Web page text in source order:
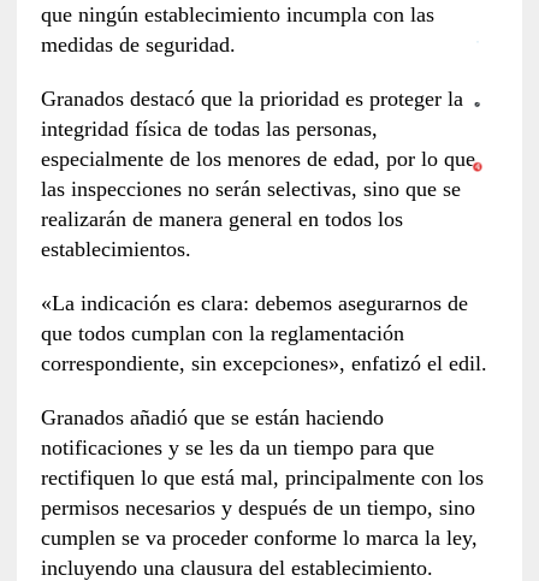
que ningún establecimiento incumpla con las
medidas de seguridad.
Granados destacó que la prioridad es proteger la
integridad física de todas las personas,
especialmente de los menores de edad, por lo que
las inspecciones no serán selectivas, sino que se
realizarán de manera general en todos los
establecimientos.
«La indicación es clara: debemos asegurarnos de
que todos cumplan con la reglamentación
correspondiente, sin excepciones», enfatizó el edil.
Granados añadió que se están haciendo
notificaciones y se les da un tiempo para que
rectifiquen lo que está mal, principalmente con los
permisos necesarios y después de un tiempo, sino
cumplen se va proceder conforme lo marca la ley,
incluyendo una clausura del establecimiento.